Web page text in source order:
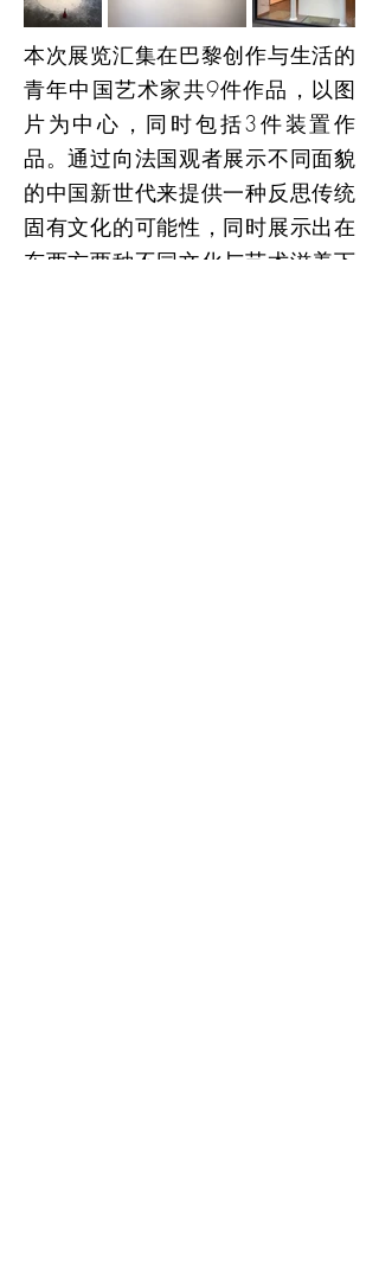
本次展览汇集在巴黎创作与生活的
青年中国艺术家共9件作品，以图
片为中心，同时包括3件装置作
品。通过向法国观者展示不同面貌
的中国新世代来提供一种反思传统
固有文化的可能性，同时展示出在
东西方两种不同文化与艺术滋养下